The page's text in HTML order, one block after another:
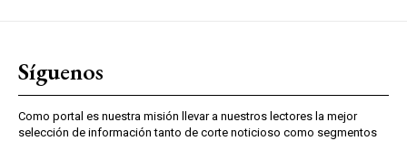
Síguenos
Como portal es nuestra misión llevar a nuestros lectores la mejor
selección de información tanto de corte noticioso como segmentos